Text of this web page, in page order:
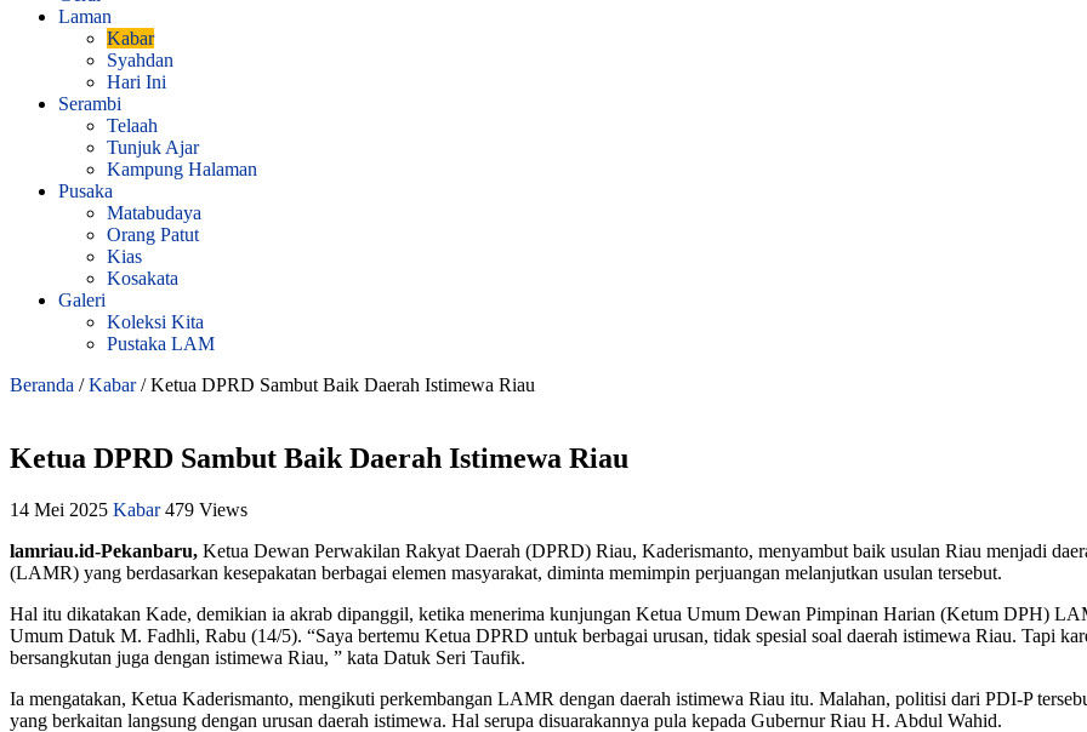
Laman
Kabar
Syahdan
Hari Ini
Serambi
Telaah
Tunjuk Ajar
Kampung Halaman
Pusaka
Matabudaya
Orang Patut
Kias
Kosakata
Galeri
Koleksi Kita
Pustaka LAM
Beranda / Kabar / Ketua DPRD Sambut Baik Daerah Istimewa Riau
Ketua DPRD Sambut Baik Daerah Istimewa Riau
14 Mei 2025 Kabar 479 Views
lamriau.id-Pekanbaru, Ketua Dewan Perwakilan Rakyat Daerah (DPRD) Riau, Kaderismanto, menyambut baik usulan Riau menjadi
(LAMR) yang berdasarkan kesepakatan berbagai elemen masyarakat, diminta memimpin perjuangan melanjutkan usulan tersebut.
Hal itu dikatakan Kade, demikian ia akrab dipanggil, ketika menerima kunjungan Ketua Umum Dewan Pimpinan Harian (Ketum DPH)
Umum Datuk M. Fadhli, Rabu (14/5). “Saya bertemu Ketua DPRD untuk berbagai urusan, tidak spesial soal daerah istimewa Riau. Tapi
bersangkutan juga dengan istimewa Riau, ” kata Datuk Seri Taufik.
Ia mengatakan, Ketua Kaderismanto, mengikuti perkembangan LAMR dengan daerah istimewa Riau itu. Malahan, politisi dari PDI-P
yang berkaitan langsung dengan urusan daerah istimewa. Hal serupa disuarakannya pula kepada Gubernur Riau H. Abdul Wahid.